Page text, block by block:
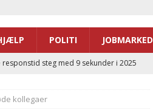
POLITI JOBMARKED
steg med 9 sekunder i 2025
kan sende 400.000 kørsler over
kollegaer